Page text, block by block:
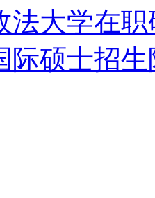
法大学在
际硕士招